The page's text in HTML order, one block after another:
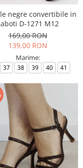
negre convertibile in
D-1271 M12
169,00 RON
139,00 RON
Marime:
37 38 39 40 41